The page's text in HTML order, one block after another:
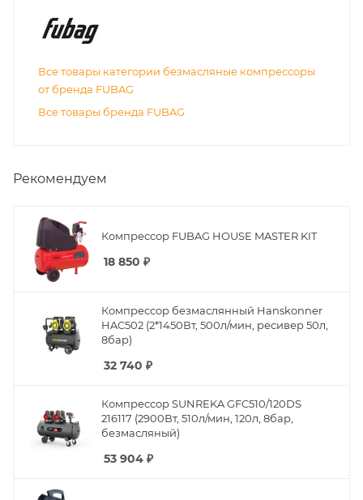
Все товары категории безмасляные компрессоры
от бренда FUBAG
Все товары бренда FUBAG
Рекомендуем
Компрессор FUBAG HOUSE MASTER KIT
18 850 ₽
Компрессор безмаслянный Hanskonner
HAC502 (2*1450Вт, 500л/мин, ресивер 50л,
8бар)
32 740 ₽
Компрессор SUNREKA GFC510/120DS
216117 (2900Вт, 510л/мин, 120л, 8бар,
безмасляный)
53 904 ₽